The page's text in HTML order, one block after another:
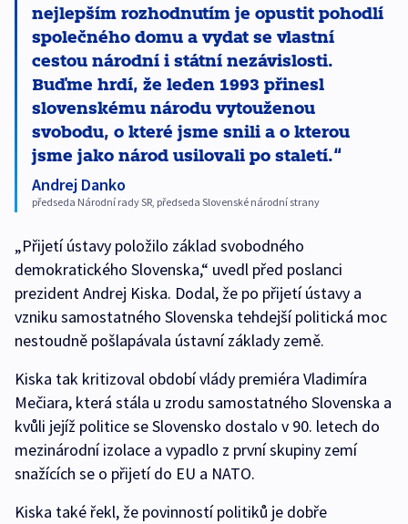
nejlepším rozhodnutím je opustit pohodlí
společného domu a vydat se vlastní
cestou národní i státní nezávislosti.
Buďme hrdí, že leden 1993 přinesl
slovenskému národu vytouženou
svobodu, o které jsme snili a o kterou
jsme jako národ usilovali po staletí.
Andrej Danko
předseda Národní rady SR, předseda Slovenské národní strany
„Přijetí ústavy položilo základ svobodného
demokratického Slovenska,“ uvedl před poslanci
prezident Andrej Kiska. Dodal, že po přijetí ústavy a
vzniku samostatného Slovenska tehdejší politická moc
nestoudně pošlapávala ústavní základy země.
Kiska tak kritizoval období vlády premiéra Vladimíra
Mečiara, která stála u zrodu samostatného Slovenska a
kvůli jejíž politice se Slovensko dostalo v 90. letech do
mezinárodní izolace a vypadlo z první skupiny zemí
snažících se o přijetí do EU a NATO.
Kiska také řekl, že povinností politiků je dobře